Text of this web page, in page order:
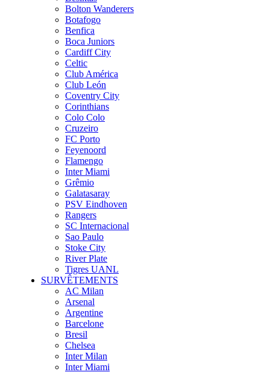
Bolton Wanderers
Botafogo
Benfica
Boca Juniors
Cardiff City
Celtic
Club América
Club León
Coventry City
Corinthians
Colo Colo
Cruzeiro
FC Porto
Feyenoord
Flamengo
Inter Miami
Grêmio
Galatasaray
PSV Eindhoven
Rangers
SC Internacional
Sao Paulo
Stoke City
River Plate
Tigres UANL
SURVÊTEMENTS
AC Milan
Arsenal
Argentine
Barcelone
Bresil
Chelsea
Inter Milan
Inter Miami